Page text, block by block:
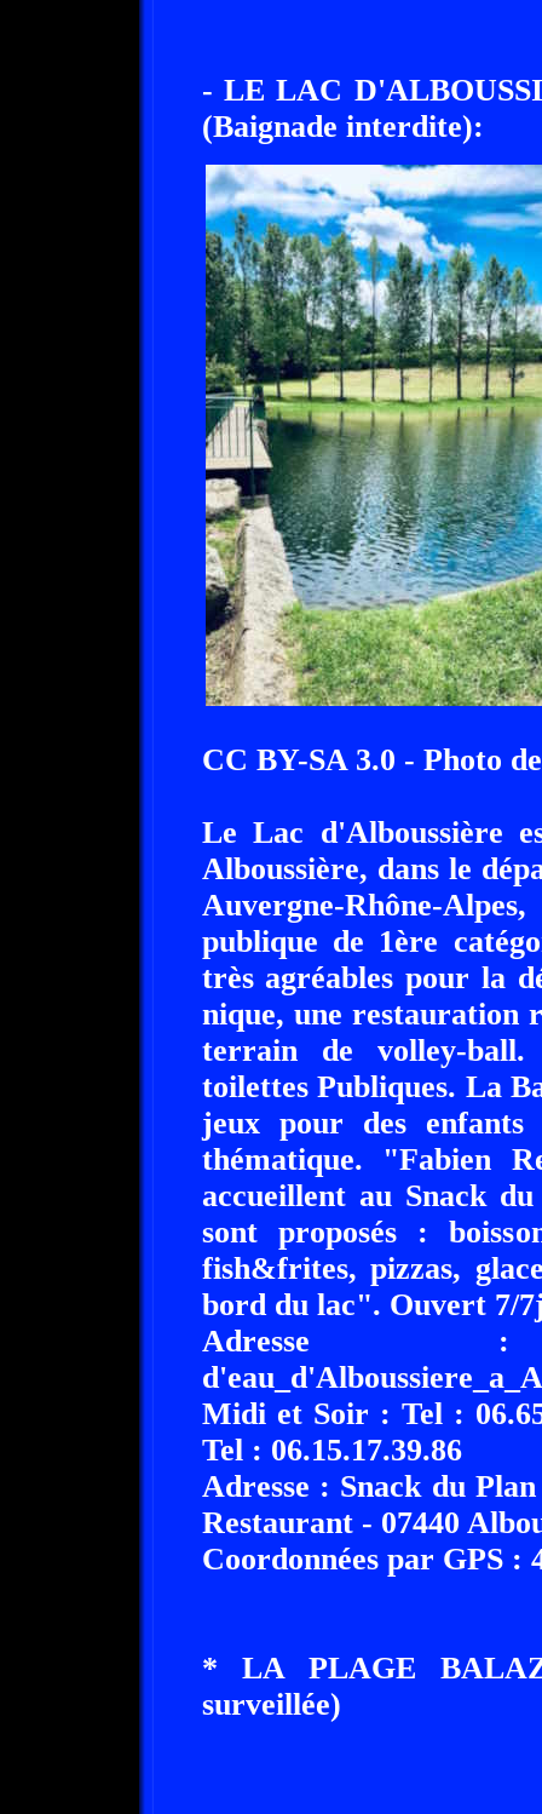
- LE LAC
(Baignade interdite):
CC BY-SA 3.0 - Photo
Le Lac d'Alboussière
Alboussière, dans le
Auvergne-Rhône-
publique de 1ère
très agréables pour la
nique, une restauration
terrain de volley-
toilettes Publiques. La
jeux pour des
thématique. "Fabien
accueillent au Snack du
sont proposés :
fish&frites, pizzas,
bord du lac". Ouvert 7/
Midi et Soir : Tel :
Tel : 06.15.17.39.86
Adresse : Snack du
Restaurant - 07440
Coordonnées par GPS :
* LA PLAGE
surveillée)